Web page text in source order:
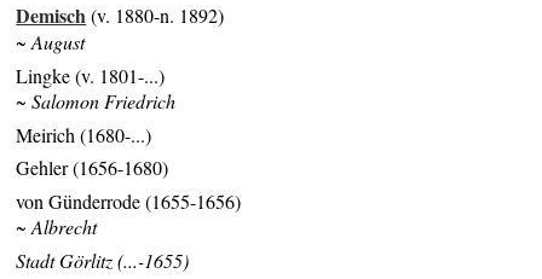
Demisch(v. 1880-n. 1892)
~ August
Lingke (v. 1801-...)
~ Salomon Friedrich
Meirich (1680-...)
Gehler (1656-1680)
von Günderrode (1655-1656)
~ Albrecht
Stadt Görlitz (...-1655)